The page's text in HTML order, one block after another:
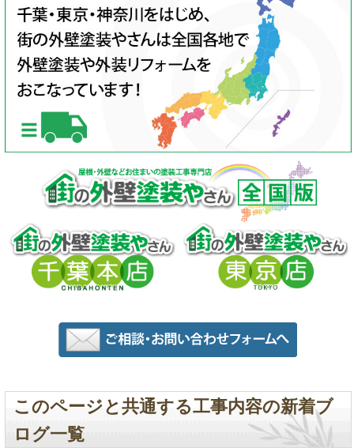
このページと共通する工事内容の新着ブ
ログ一覧